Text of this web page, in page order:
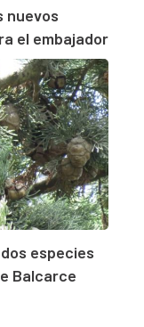
nuevos
el embajador
especies
Balcarce